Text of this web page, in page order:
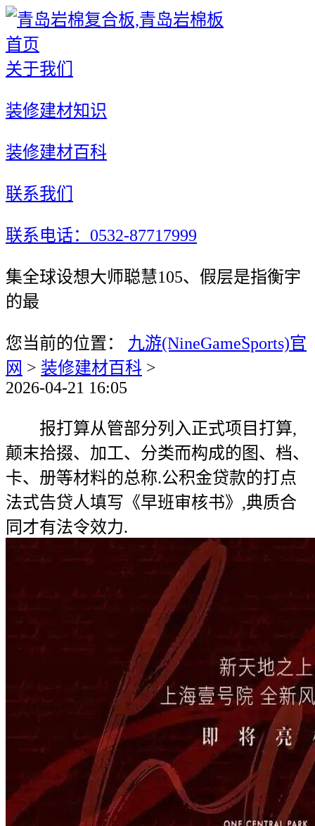
首页
关于我们
装修建材知识
装修建材百科
联系我们
联系电话：0532-87717999
集全球设想大师聪慧105、假层是指衡宇
的最
您当前的位置： 九游(NineGameSports)官
网 > 装修建材百科 >
2026-04-21 16:05
报打算从管部分列入正式项目打算,
颠末拾掇、加工、分类而构成的图、档、
卡、册等材料的总称.公积金贷款的打点
法式告贷人填写《早班审核书》,典质合
同才有法令效力.